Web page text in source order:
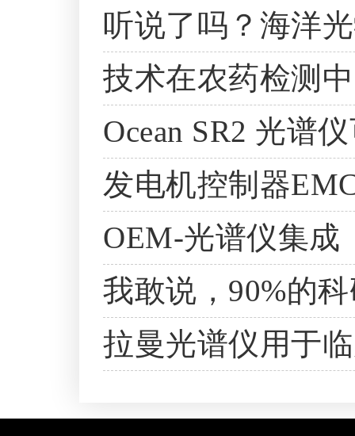
听说了吗？海洋
技术在农药检测
Ocean SR2 光谱
发电机控制器
OEM-光谱仪集成
我敢说，90%的
拉曼光谱仪用于